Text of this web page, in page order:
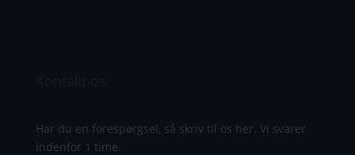
Har du en forespørgsel, så skriv til os her. Vi svarer
indenfor 1 time.